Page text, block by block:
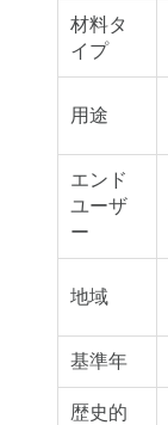
材料タ
イプ
用途
エンド
ユーザ
ー
地域
基準年
歴史的